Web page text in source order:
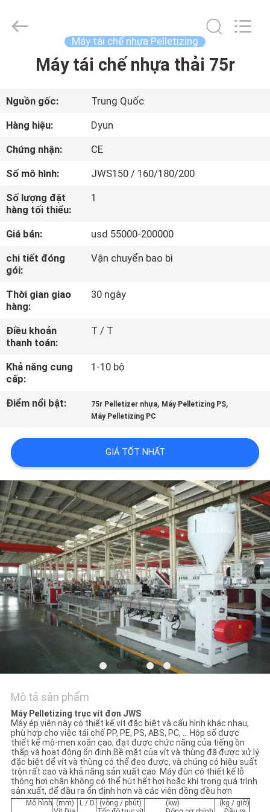
TRANG
CÁC
SẢN
PHẨM
VỀ
TÔI
QUAN
NHÀ
MÁY
KIỂM
SOÁT
LƯỢNG
LIÊN
HỆ
CHÚNG
TÔI
TIN
TỨC
CÁC
SƠ
ĐỒ
TRANG
WEB
CHANGZHOU
DYUN
Máy tái chế nhựa Pelletizing
Máy tái chế nhựa thải 75r
Nguồn gốc:
Trung Quốc
Hàng hiệu:
Dyun
Chứng nhận:
CE
Số mô hình:
JWS150 / 160/180/200
Số lượng đặt
hàng tối thiểu:
1
Giá bán:
usd 55000-200000
chi tiết đóng
gói:
Vận chuyển bao bì
Thời gian giao
hàng:
30 ngày
Điều khoản
thanh toán:
T / T
Khả năng cung
cấp:
1-10 bộ
Điểm nổi bật: 75r Pelletizer nhựa, Máy Pelletizing PS,
Máy Pelletizing PC
GIÁ TỐT NHẤT
Mô tả sản phẩm
Máy Pelletizing trục vít đơn JWS
Máy ép viên này có thiết kế vít đặc biệt và cấu hình khác nhau,
phù hợp cho việc tái chế PP, PE, PS, ABS, PC, ... Hộp số được
thiết kế mô-men xoắn cao, đạt được chức năng của tiếng ồn
thấp và hoạt động ổn định.Bề mặt của vít và thùng đã được xử lý
đặc biệt để vít và thùng có thể đeo được, và chúng có hiệu suất
trộn rất cao và khả năng sản xuất cao. Máy đùn có thiết kế lỗ
thông hơi chân không có thể hút hết hơi hoặc khí trong quá trình
sản xuất, để đầu ra ổn định hơn và các viên đồng đều hơn
Mô hình (mm)
L / D
(vòng / phút)
(kw)
(kg / giờ)